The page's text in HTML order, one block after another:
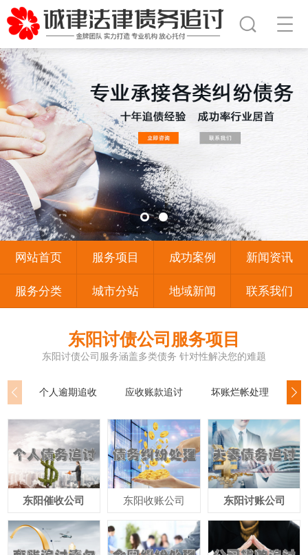
网站首页 服务项目 成功案例 新闻资讯
服务分类 城市分站 地域新闻 联系我们
东阳讨债公司服务项目
东阳讨债公司服务涵盖多类债务 针对性解决您的难题
个人逾期追收 应收账款追讨 坏账烂帐处理
东阳催收公司 东阳收账公司 东阳讨账公司